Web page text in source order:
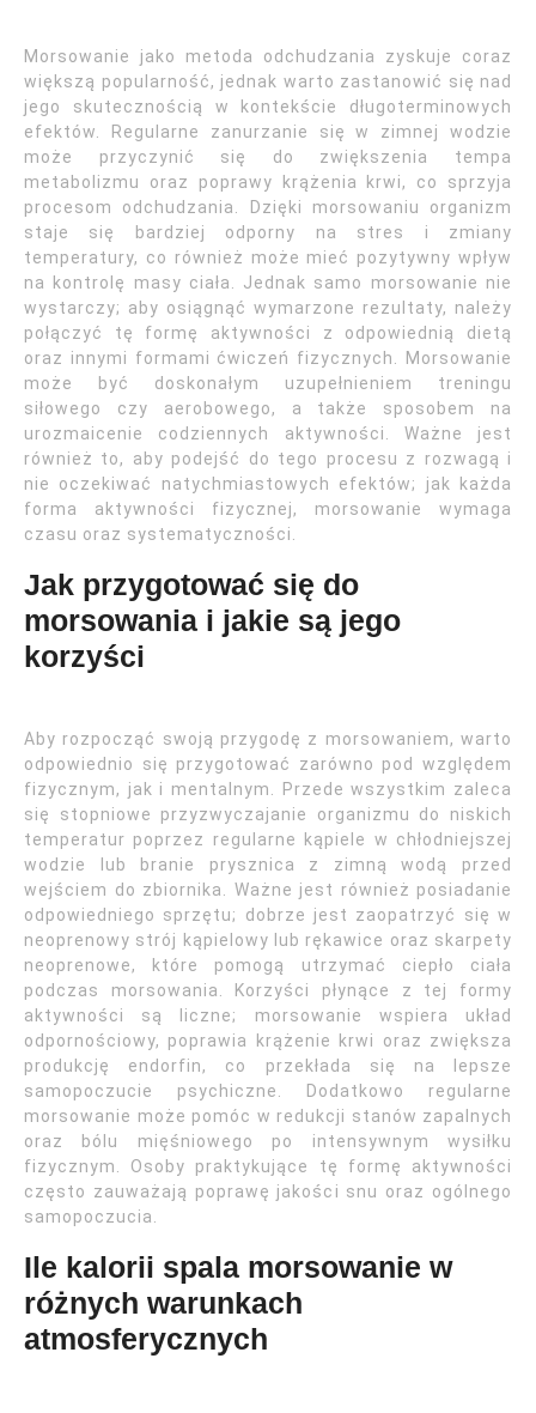
Morsowanie jako metoda odchudzania zyskuje coraz
większą popularność, jednak warto zastanowić się nad
jego skutecznością w kontekście długoterminowych
efektów. Regularne zanurzanie się w zimnej wodzie
może przyczynić się do zwiększenia tempa
metabolizmu oraz poprawy krążenia krwi, co sprzyja
procesom odchudzania. Dzięki morsowaniu organizm
staje się bardziej odporny na stres i zmiany
temperatury, co również może mieć pozytywny wpływ
na kontrolę masy ciała. Jednak samo morsowanie nie
wystarczy; aby osiągnąć wymarzone rezultaty, należy
połączyć tę formę aktywności z odpowiednią dietą
oraz innymi formami ćwiczeń fizycznych. Morsowanie
może być doskonałym uzupełnieniem treningu
siłowego czy aerobowego, a także sposobem na
urozmaicenie codziennych aktywności. Ważne jest
również to, aby podejść do tego procesu z rozwagą i
nie oczekiwać natychmiastowych efektów; jak każda
forma aktywności fizycznej, morsowanie wymaga
czasu oraz systematyczności.
Jak przygotować się do
morsowania i jakie są jego
korzyści
Aby rozpocząć swoją przygodę z morsowaniem, warto
odpowiednio się przygotować zarówno pod względem
fizycznym, jak i mentalnym. Przede wszystkim zaleca
się stopniowe przyzwyczajanie organizmu do niskich
temperatur poprzez regularne kąpiele w chłodniejszej
wodzie lub branie prysznica z zimną wodą przed
wejściem do zbiornika. Ważne jest również posiadanie
odpowiedniego sprzętu; dobrze jest zaopatrzyć się w
neoprenowy strój kąpielowy lub rękawice oraz skarpety
neoprenowe, które pomogą utrzymać ciepło ciała
podczas morsowania. Korzyści płynące z tej formy
aktywności są liczne; morsowanie wspiera układ
odpornościowy, poprawia krążenie krwi oraz zwiększa
produkcję endorfin, co przekłada się na lepsze
samopoczucie psychiczne. Dodatkowo regularne
morsowanie może pomóc w redukcji stanów zapalnych
oraz bólu mięśniowego po intensywnym wysiłku
fizycznym. Osoby praktykujące tę formę aktywności
często zauważają poprawę jakości snu oraz ogólnego
samopoczucia.
Ile kalorii spala morsowanie w
różnych warunkach
atmosferycznych